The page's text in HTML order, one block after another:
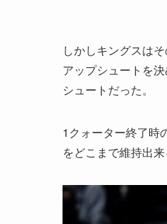
しかしキングスは
アップシュートを
シュートだった。
1クォーター終了時
をどこまで維持出来